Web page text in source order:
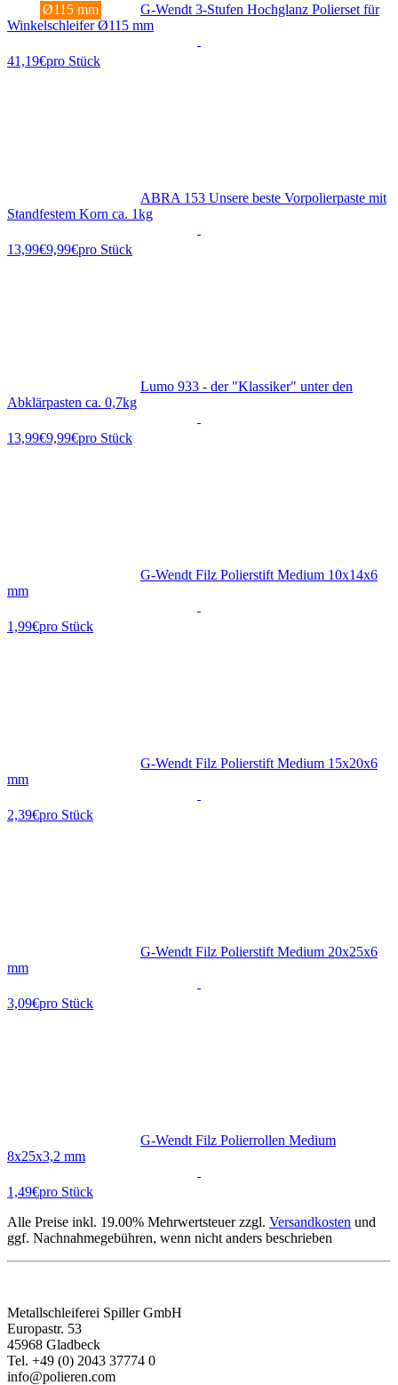
Ø115 mm
G-Wendt 3-Stufen Hochglanz Polierset für
Winkelschleifer Ø115 mm
41,19€pro Stück
ABRA 153 Unsere beste Vorpolierpaste mit
Standfestem Korn ca. 1kg
9,99€pro Stück
Lumo 933 - der "Klassiker" unter den
Abklärpasten ca. 0,7kg
9,99€pro Stück
G-Wendt Filz Polierstift Medium 10x14x6
mm
1,99€pro Stück
G-Wendt Filz Polierstift Medium 15x20x6
mm
2,39€pro Stück
G-Wendt Filz Polierstift Medium 20x25x6
mm
3,09€pro Stück
G-Wendt Filz Polierrollen Medium
8x25x3,2 mm
1,49€pro Stück
Alle Preise inkl. 19.00% Mehrwertsteuer zzgl. Versandkosten und
ggf. Nachnahmegebühren, wenn nicht anders beschrieben
Metallschleiferei Spiller GmbH
Europastr. 53
45968 Gladbeck
Tel. +49 (0) 2043 37774 0
info@polieren.com